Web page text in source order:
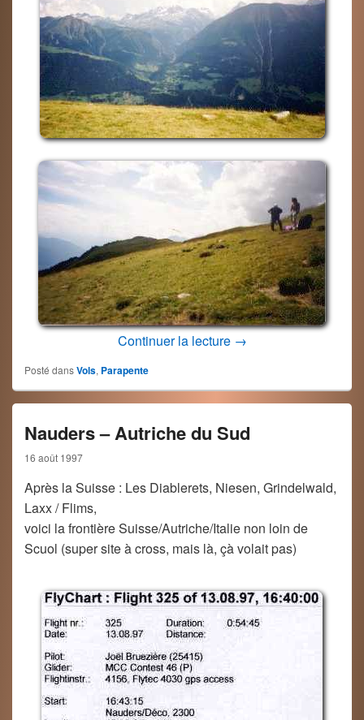
Continuer la lecture Fiesch
→
Posté dansVols, Parapente
Nauders – Autriche du Sud
16 août 1997
Après la Suisse : Les Diablerets, Niesen, Grindelwald,
Laxx / Flims,
voici la frontière Suisse/Autriche/Italie non loin de
Scuol (super site à cross, mais là, çà volait pas)